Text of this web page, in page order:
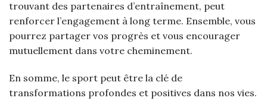
trouvant des partenaires d’entraînement, peut
renforcer l’engagement à long terme. Ensemble, vous
pourrez partager vos progrès et vous encourager
mutuellement dans votre cheminement.
En somme, le sport peut être la clé de
transformations profondes et positives dans nos vies.